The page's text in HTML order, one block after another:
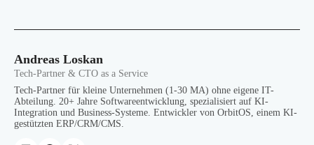
Andreas Loskan
Tech-Partner & CTO as a Service
Tech-Partner für kleine Unternehmen (1-30 MA) ohne eigene IT-
Abteilung. 20+ Jahre Softwareentwicklung, spezialisiert auf KI-
Integration und Business-Systeme. Entwickler von OrbitOS, einem KI-
gestützten ERP/CRM/CMS.